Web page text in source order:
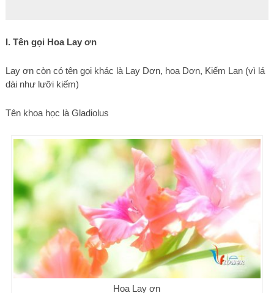
I. Tên gọi Hoa Lay ơn
Lay ơn còn có tên gọi khác là Lay Dơn, hoa Dơn, Kiếm Lan (vì lá
dài như lưỡi kiếm)
Tên khoa học là Gladiolus
Hoa Lay ơn